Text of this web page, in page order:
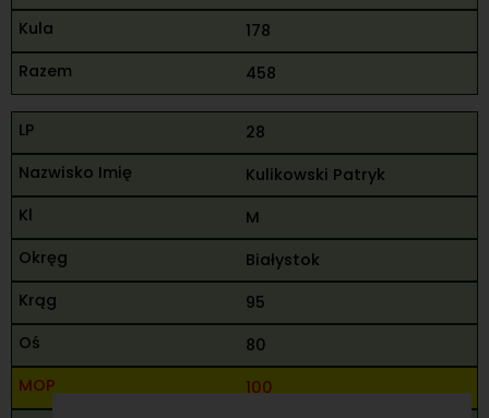
178
458
28
Kulikowski Patryk
M
Białystok
95
80
100